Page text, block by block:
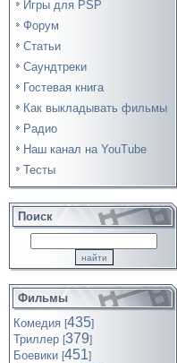
Игры для PSP
Форум
Статьи
Саундтреки
Гостевая книга
Как выкладывать фильмы
Радио
Наш канал на YouTube
Тесты
Поиск
Фильмы
Комедия [435]
Триллер [379]
Боевики [451]